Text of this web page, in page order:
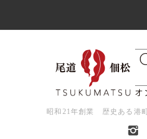
昭和21年創業 歴史ある港